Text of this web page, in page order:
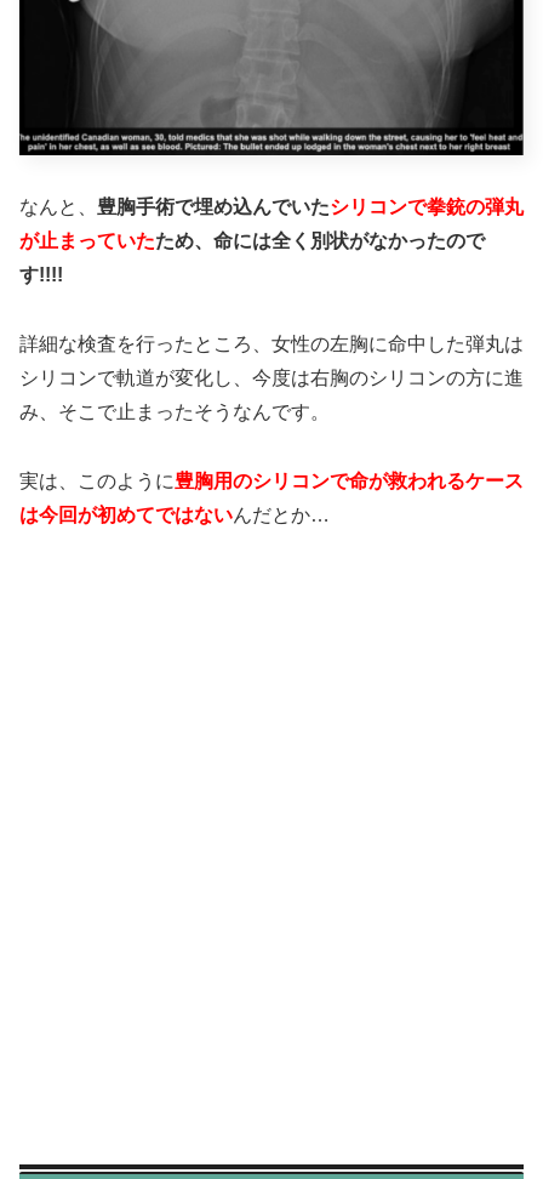
なんと、 豊胸手術で埋め込んでいたシリコンで拳銃の弾丸
が止まっていたため、命には全く別状がなかったので
す!!!!
詳細な検査を行ったところ、女性の左胸に命中した弾丸は
シリコンで軌道が変化し、今度は右胸のシリコンの方に進
み、そこで止まったそうなんです。
実は、このように豊胸用のシリコンで命が救われるケース
は今回が初めてではないんだとか…